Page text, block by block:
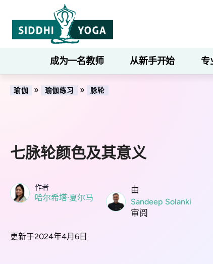
成为一名教师 从新手开始 专
瑜伽 » 瑜伽练习 » 脉轮
七脉轮颜色及其意义
作者
哈尔希塔·夏尔马
由
Sandeep Solanki
审阅
更新于2024年4月6日